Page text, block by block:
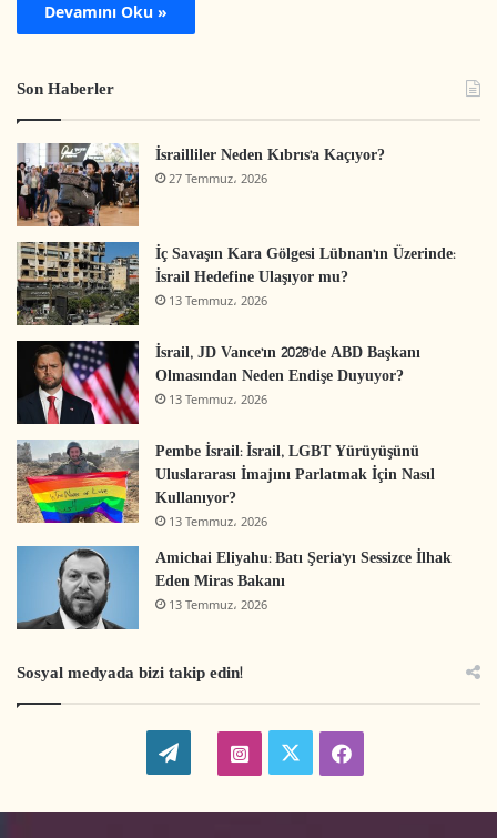
Devamını Oku »
Son Haberler
İsrailliler Neden Kıbrıs’a Kaçıyor?
27 Temmuz، 2026
İç Savaşın Kara Gölgesi Lübnan’ın Üzerinde:
İsrail Hedefine Ulaşıyor mu?
13 Temmuz، 2026
İsrail, JD Vance’ın 2028’de ABD Başkanı
Olmasından Neden Endişe Duyuyor?
13 Temmuz، 2026
Pembe İsrail: İsrail, LGBT Yürüyüşünü
Uluslararası İmajını Parlatmak İçin Nasıl
Kullanıyor?
13 Temmuz، 2026
Amichai Eliyahu: Batı Şeria’yı Sessizce İlhak
Eden Miras Bakanı
13 Temmuz، 2026
Sosyal medyada bizi takip edin!